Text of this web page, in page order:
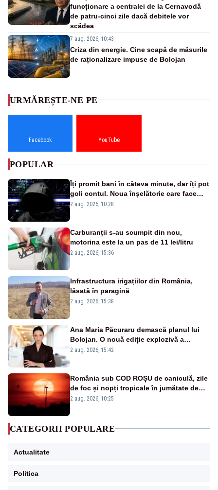
funcționare a centralei de la Cernavodă
de patru-cinci zile dacă debitele vor
scădea
7 aug. 2026, 10:43
Criza din energie. Cine scapă de măsurile
de raționalizare impuse de Bolojan
URMĂREȘTE-NE PE
Facebook YouTube
POPULAR
Îți promit bani în câteva minute, dar îți pot
goli contul. Noua înșelătorie care face
victime pe Facebook și WhatsApp
2 aug. 2026, 10:28
Carburanții s-au scumpit din nou,
motorina este la un pas de 11 lei/litru
2 aug. 2026, 15:36
Infrastructura irigațiilor din România,
lăsată în paragină
2 aug. 2026, 15:38
Ana Maria Păcuraru demască planul lui
Bolojan. O nouă ediție explozivă a
emisiunii „Miza Zilei” la Realitatea PLUS
2 aug. 2026, 15:42
România sub COD ROȘU de caniculă, zile
de foc și nopți tropicale în jumătate de
țară
2 aug. 2026, 10:25
CATEGORII POPULARE
Actualitate
Politica